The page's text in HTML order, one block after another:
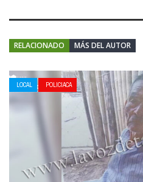
RELACIONADO MÁS DEL AUTOR
LOCAL POLICIACA